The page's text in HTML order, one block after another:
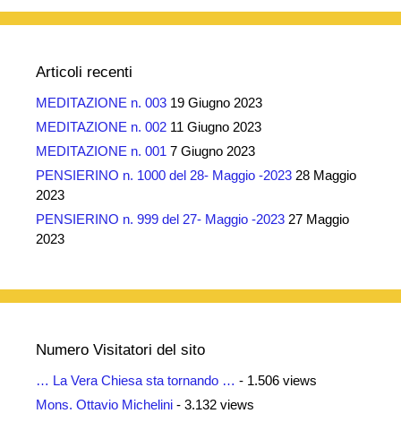
Articoli recenti
MEDITAZIONE n. 003 19 Giugno 2023
MEDITAZIONE n. 002 11 Giugno 2023
MEDITAZIONE n. 001 7 Giugno 2023
PENSIERINO n. 1000 del 28- Maggio -2023 28 Maggio
2023
PENSIERINO n. 999 del 27- Maggio -2023 27 Maggio
2023
Numero Visitatori del sito
… La Vera Chiesa sta tornando … - 1.506 views
Mons. Ottavio Michelini - 3.132 views